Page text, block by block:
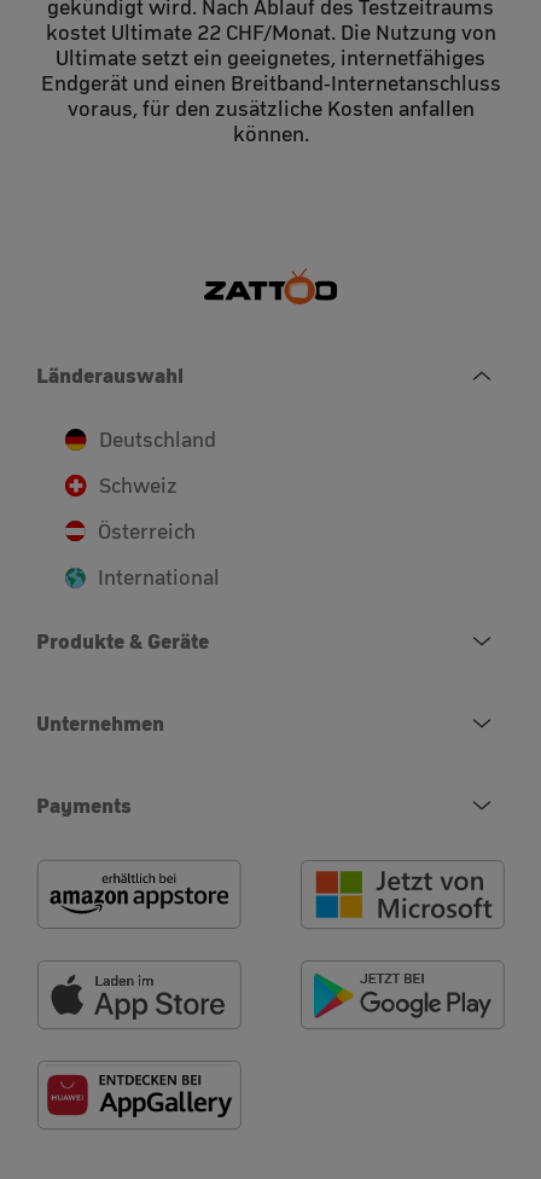
gekündigt wird. Nach Ablauf des Testzeitraums
kostet Ultimate 22 CHF/Monat. Die Nutzung von
Ultimate setzt ein geeignetes, internetfähiges
Endgerät und einen Breitband-Internetanschluss
voraus, für den zusätzliche Kosten anfallen
können.
Länderauswahl
Deutschland
Schweiz
Österreich
International
Produkte & Geräte
Unternehmen
Payments